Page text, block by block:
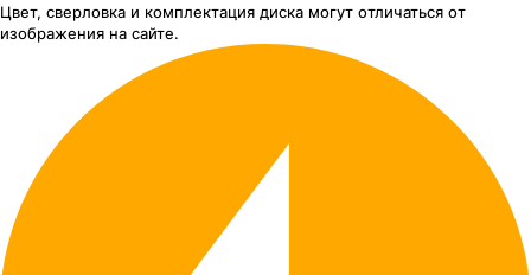
Цвет, сверловка и комплектация диска могут отличаться от
изображения на сайте.